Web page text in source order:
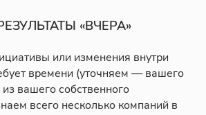
«ВЧЕРА»
или изменения внутри
времени (уточняем — вашего
вашего собственного
всего несколько компаний в